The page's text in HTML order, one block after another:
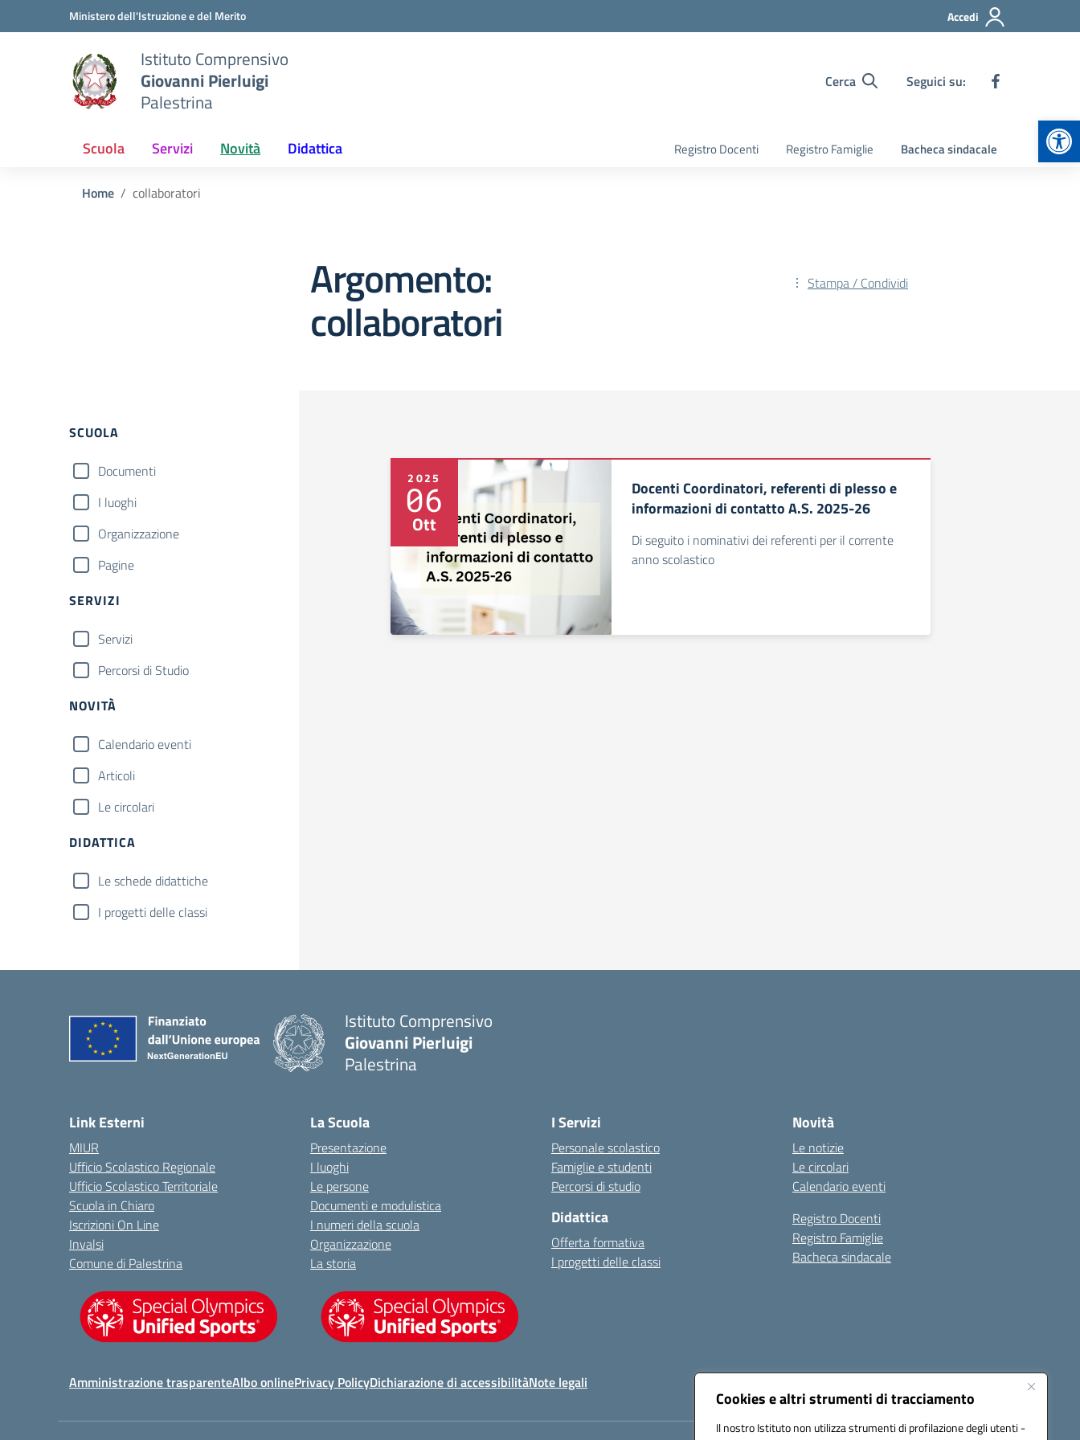
Cookies e altri strumenti di tracciamento
Il nostro Istituto non utilizza strumenti di profilazione degli utenti -
Vai ai contenuti
Vai al menu di navigazioneMinistero dell'Istruzione e del Merito Accedi
Istituto Comprensivo
Giovanni Pierluigi
Palestrina
Cerca Seguici su:
Scuola Servizi Novità Didattica Registro Docenti Registro Famiglie Bacheca sindacale
Home collaboratori
Argomento:
collaboratori
Stampa / Condividi
Filtri
SCUOLA
Documenti
I luoghi
Organizzazione
Pagine
SERVIZI
Servizi
Percorsi di Studio
NOVITÀ
Calendario eventi
Articoli
Le circolari
DIDATTICA
Le schede didattiche
I progetti delle classi
2025
06
Ott
Docenti Coordinatori, referenti di plesso e
informazioni di contatto A.S. 2025-26
Di seguito i nominativi dei referenti per il corrente
anno scolastico
Istituto Comprensivo
Giovanni Pierluigi
Palestrina
Link Esterni
MIUR
Ufficio Scolastico Regionale
Ufficio Scolastico Territoriale
Scuola in Chiaro
Iscrizioni On Line
Invalsi
Comune di Palestrina
La Scuola
Presentazione
I luoghi
Le persone
Documenti e modulistica
I numeri della scuola
Organizzazione
La storia
I Servizi
Personale scolastico
Famiglie e studenti
Percorsi di studio
Didattica
Offerta formativa
I progetti delle classi
Novità
Le notizie
Le circolari
Calendario eventi
Registro Docenti
Registro Famiglie
Bacheca sindacale
Amministrazione trasparenteAlbo onlinePrivacy PolicyDichiarazione di accessibilitàNote legali